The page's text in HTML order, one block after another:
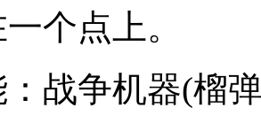
个点上。
战争机器(榴